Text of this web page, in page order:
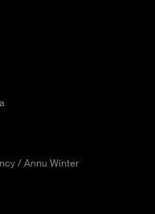
/ Annu Winter